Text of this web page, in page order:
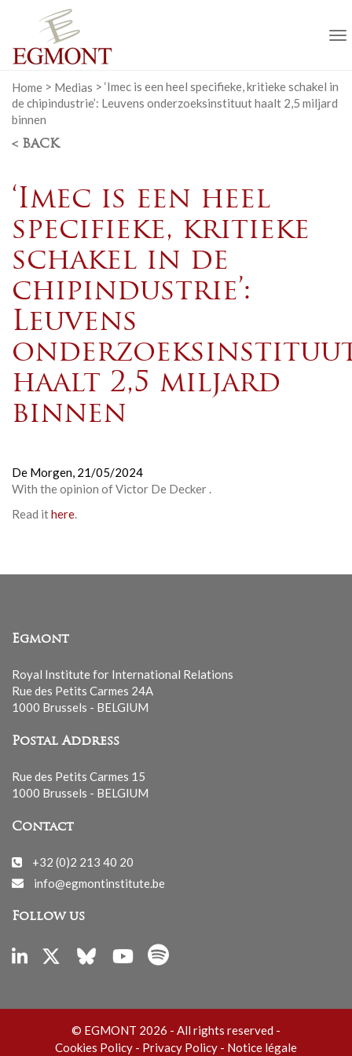
Home > Medias > ‘Imec is een heel specifieke, kritieke schakel in
de chipindustrie’: Leuvens onderzoeksinstituut haalt 2,5 miljard
binnen
< BACK
‘Imec is een heel
specifieke, kritieke
schakel in de
chipindustrie’:
Leuvens
haalt 2,5 miljard
binnen
De Morgen, 21/05/2024
With the opinion ofVictor De Decker .
Read ithere.
Egmont
Royal Institute for International Relations
Rue des Petits Carmes 24A
1000 Brussels - BELGIUM
Postal Address
Rue des Petits Carmes 15
1000 Brussels - BELGIUM
Contact
+32 (0)2 213 40 20
info@egmontinstitute.be
Follow us
© EGMONT 2026 - All rights reserved -
Cookies Policy - Privacy Policy - Notice légale